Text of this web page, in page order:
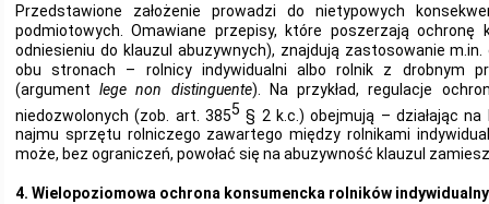
Przedstawione założenie prowadzi do nietypowych
podmiotowych. Omawiane przepisy, które poszerzają ochronę
odniesieniu do klauzul abuzywnych), znajdują zastosowanie
obu stronach – rolnicy indywidualni albo rolnik z drobnym
(argumentlege non distinguente). Na przykład, regulacje
niedozwolonych (zob. art. 3855 § 2 k.c.) obejmują – działając
najmu sprzętu rolniczego zawartego między rolnikami
może, bez ograniczeń, powołać się na abuzywność klauzul
4. Wielopoziomowa ochrona konsumencka rolników